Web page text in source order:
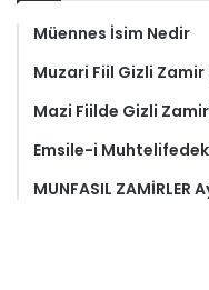
Müennes İsim Nedir
Muzari Fiil Gizli Zamir
Mazi Fiilde Gizli
Emsile-i
MUNFASIL ZAMİRLER